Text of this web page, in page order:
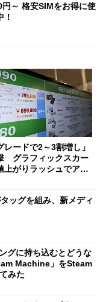
～ 格安SIMをお得に使
！
レードで2～3割増し」
グラフィックスカー
上がりラッシュでアキ
ッグを組み、新メディ
グに持ち込むとどうな
Machine」をSteam
みた